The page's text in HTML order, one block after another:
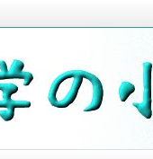
なったことや知って
があれば嬉しく思いま